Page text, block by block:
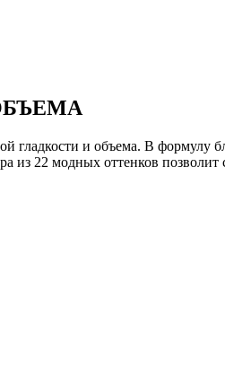
и объема. В формулу
22 модных оттенков